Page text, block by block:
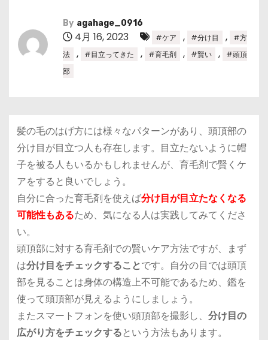
By agahage_0916
4月 16, 2023 #ケア , #分け目 ,
#方
法
, #目立ってきた , #育毛剤 , #賢い ,
#頭頂
部
髪の毛のはげ方には様々なパターンがあり、 頭頂部の
分け目が目立つ人も存在します。目立たないように帽
子を被る人もいるかもしれませんが、育毛剤で賢くケ
アをすると良いでしょう。
自分に合った育毛剤を使えば分け目が目立たなくなる
可能性もあるため、気になる人は実践してみてくださ
い。
頭頂部に対する育毛剤での賢いケア方法ですが、まず
は分け目をチェックすることです。自分の目では頭頂
部を見ることは身体の構造上不可能であるため、鑑を
使って頭頂部が見えるようにしましょう。
またスマートフォンを使い頭頂部を撮影し、 分け目の
広がり方をチェックするという方法もあります。